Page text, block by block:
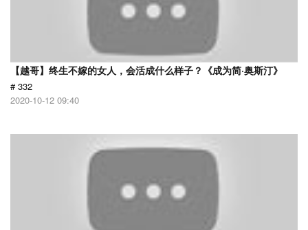
【越哥】终生不嫁的女人，会活成什么样子？《成为简·奥斯汀》
# 332
2020-10-12 09:40